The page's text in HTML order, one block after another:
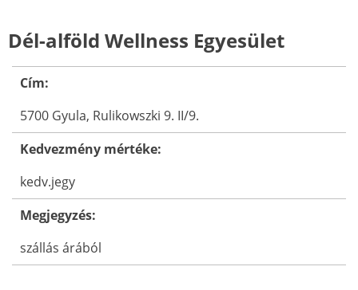
Dél-alföld Wellness Egyesület
Cím:
5700 Gyula, Rulikowszki 9. II/9.
Kedvezmény mértéke:
kedv.jegy
Megjegyzés:
szállás árából